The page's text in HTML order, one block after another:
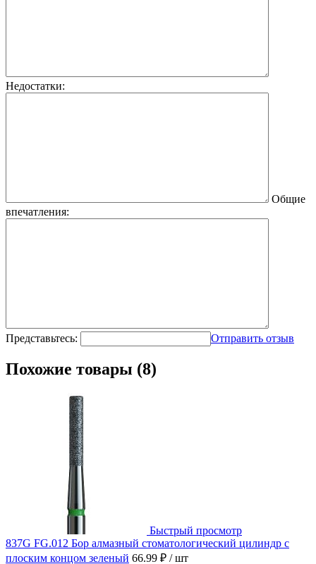
Недостатки:
Общие
впечатления:
Представьтесь: Отправить отзыв
Похожие товары (8)
Быстрый просмотр
837G FG.012 Бор алмазный стоматологический цилиндр с
плоским концом зеленый 66.99 ₽ / шт